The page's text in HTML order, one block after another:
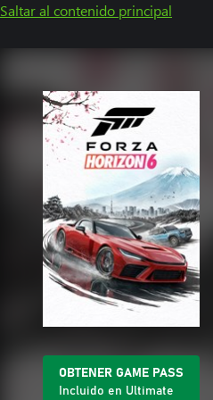
Saltar al contenido principal
OBTENER GAME PASS
Incluido en Ultimate